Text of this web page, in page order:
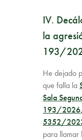
IV.
la
193/
He dejado
que falla la
Sala
193/2026,
5352/
para llamar